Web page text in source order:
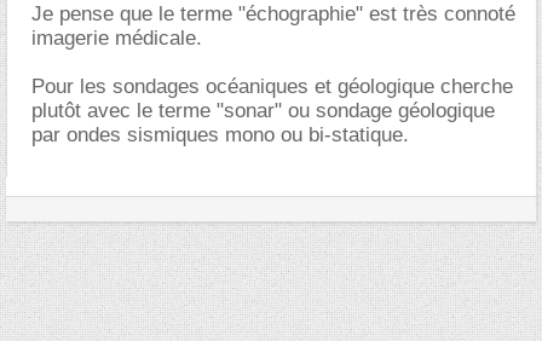
Je pense que le terme "échographie" est très connoté
imagerie médicale.
Pour les sondages océaniques et géologique cherche
plutôt avec le terme "sonar" ou sondage géologique
par ondes sismiques mono ou bi-statique.